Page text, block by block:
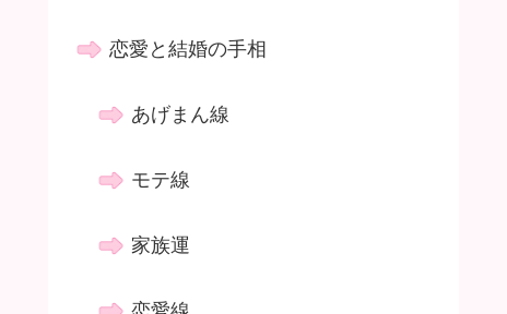
恋愛と結婚の手相
あげまん線
モテ線
家族運